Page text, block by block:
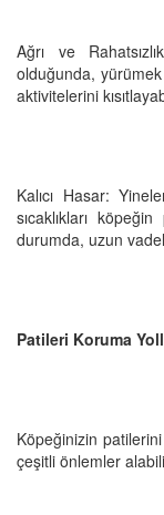
Ağrı ve
olduğunda, yürümek
aktivitelerini
Kalıcı Hasar:
sıcaklıkları
durumda, uzun
Patileri Koruma
Köpeğinizin
çeşitli önlemler